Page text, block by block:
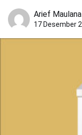
Arief Maulana
17 Desember